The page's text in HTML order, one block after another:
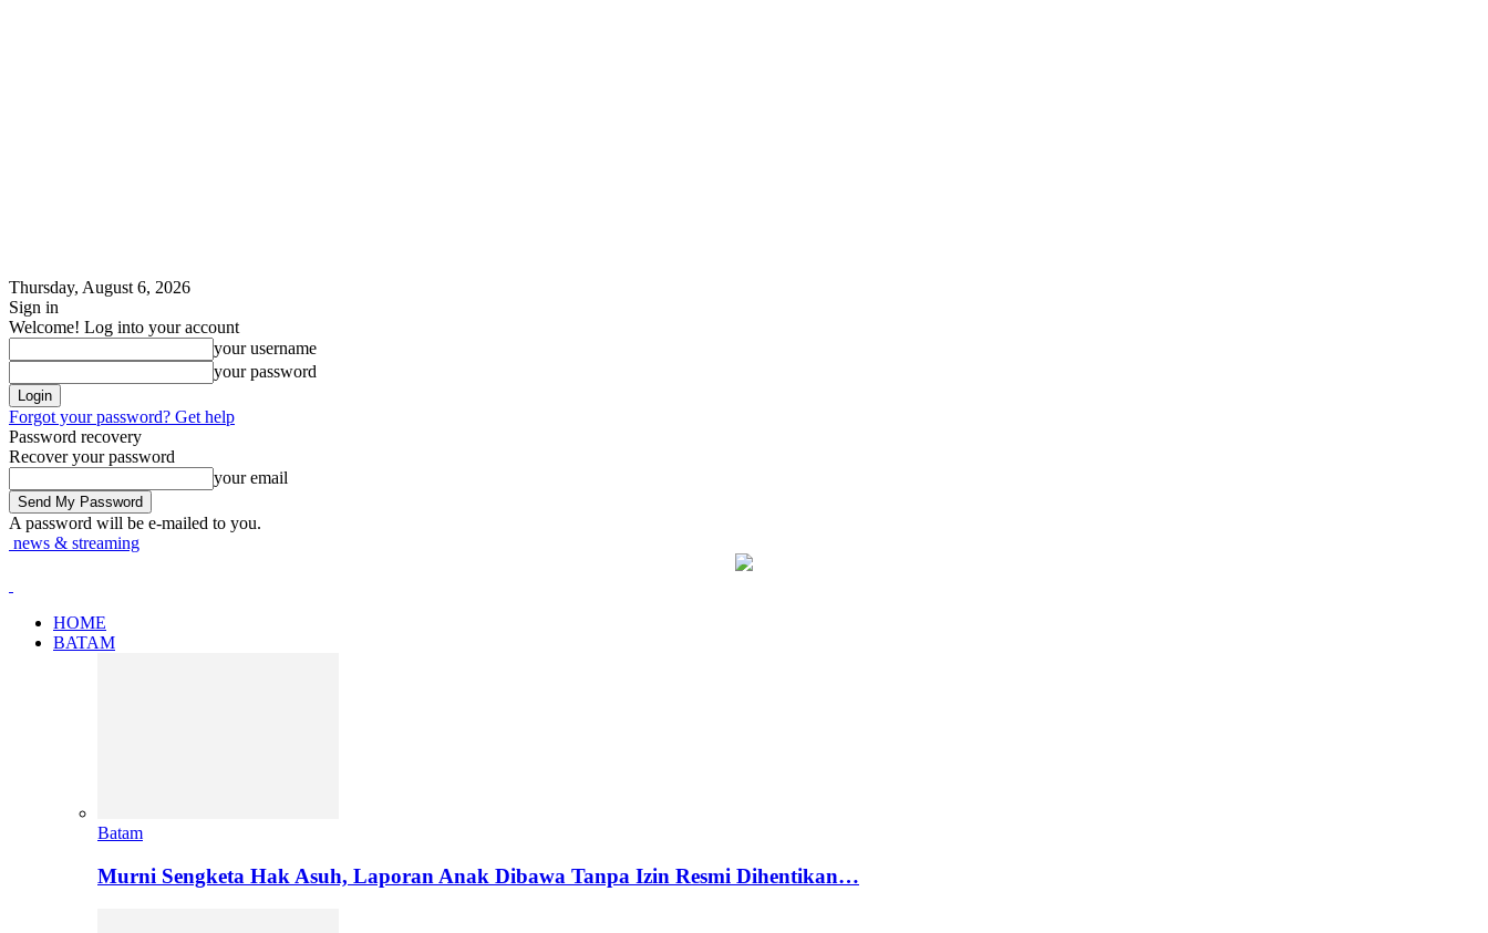
Thursday, August 6, 2026
Sign in
Welcome! Log into your account
your username
your password
Forgot your password? Get help
Password recovery
Recover your password
your email
A password will be e-mailed to you.
news & streaming
HOME
BATAM
Batam
Murni Sengketa Hak Asuh, Laporan Anak Dibawa Tanpa Izin Resmi Dihentikan…